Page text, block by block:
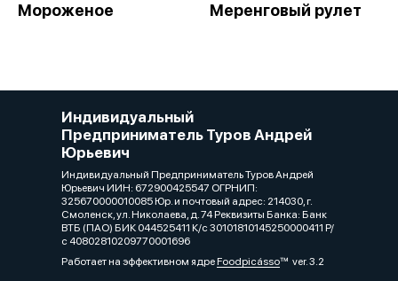
Мороженое Меренговый рулет
Индивидуальный
Предприниматель Туров Андрей
Юрьевич
Индивидуальный Предприниматель Туров Андрей
Юрьевич ИИН: 672900425547 ОГРНИП:
325670000010085 Юр. и почтовый адрес: 214030, г.
Смоленск, ул. Николаева, д. 74 Реквизиты Банка: Банк
ВТБ (ПАО) БИК 044525411 К/с 30101810145250000411 Р/
с 40802810209770001696
Работает на эффективном ядреFoodpicássover. 3.2